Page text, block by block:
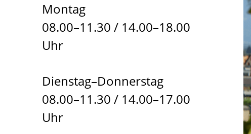
Montag
08.00–11.30 / 14.00–18.00
Uhr
Dienstag–Donnerstag
08.00–11.30 / 14.00–17.00
Uhr